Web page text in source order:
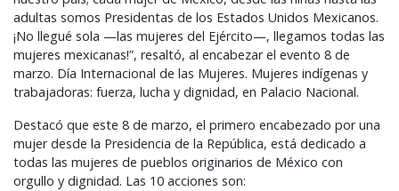
adultas somos Presidentas de los Estados Unidos Mexicanos.
¡No llegué sola —las mujeres del Ejército—, llegamos todas las
mujeres mexicanas!”, resaltó, al encabezar el evento 8 de
marzo. Día Internacional de las Mujeres. Mujeres indígenas y
trabajadoras: fuerza, lucha y dignidad, en Palacio Nacional.
Destacó que este 8 de marzo, el primero encabezado por una
mujer desde la Presidencia de la República, está dedicado a
todas las mujeres de pueblos originarios de México con
orgullo y dignidad. Las 10 acciones son: